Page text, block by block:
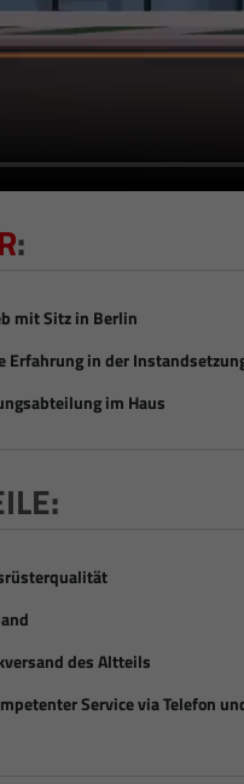
:
mit Sitz in Berlin
Erfahrung in der
im Haus
des Altteils
Service via Telefon